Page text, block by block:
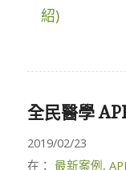
紹)
全民醫學
2019/02/23
在： 最新案例,